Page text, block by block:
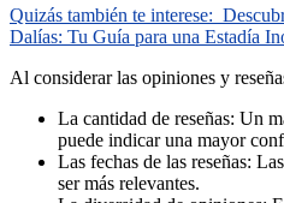
Quizás también te interese:
Dalías: Tu Guía para una Estadía
Al considerar las opiniones y
La cantidad de reseñas: Un
puede indicar una mayor
Las fechas de las reseñas:
ser más relevantes.